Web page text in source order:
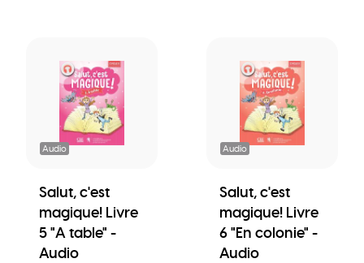
Audio
Salut, c'est
magique! Livre
5 "A table" -
Audio
Audio
Salut, c'est
magique! Livre
6 "En colonie" -
Audio